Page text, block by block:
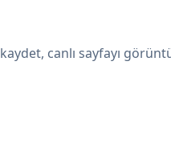
canlı sayfayı